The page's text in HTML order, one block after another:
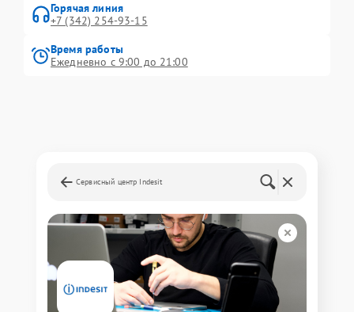
Горячая линия
+7 (342) 254-93-15
Время работы
Ежедневно с 9:00 до 21:00
Сервисный центр Indesit